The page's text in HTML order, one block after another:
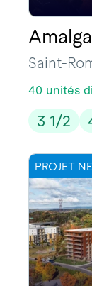
Saint-
40 unités
3 1/2
PROJET